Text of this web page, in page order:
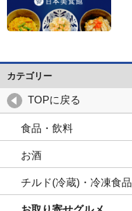
カテゴリー
TOPに戻る
食品・飲料
お酒
チルド(冷蔵)・冷凍食品